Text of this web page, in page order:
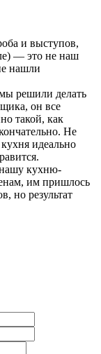
и выступов,
— это не наш
нашли
решили делать
он все
такой, как
Не
идеально
кухню-
им пришлось
но результат